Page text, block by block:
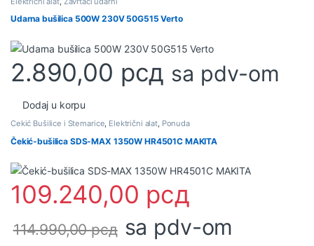
Udarna bušilica 500W 230V 50G515 Verto
2.890,00 рсд sa pdv-om
Dodaj u korpu
Čekić Bušilice i Štemarice, Električni alat, Ponuda
Čekić-bušilica SDS-MAX 1350W HR4501C MAKITA
109.240,00 рсд
114.990,00рсд sa pdv-om